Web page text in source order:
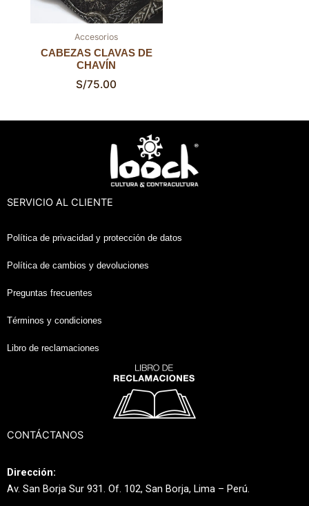
Accesorios
CABEZAS CLAVAS DE
CHAVÍN
S/75.00
SERVICIO AL CLIENTE
Política de privacidad y protección de datos
Política de cambios y devoluciones
Preguntas frecuentes
Términos y condiciones
Libro de reclamaciones
CONTÁCTANOS
Dirección:
Av. San Borja Sur 931. Of. 102, San Borja, Lima – Perú.